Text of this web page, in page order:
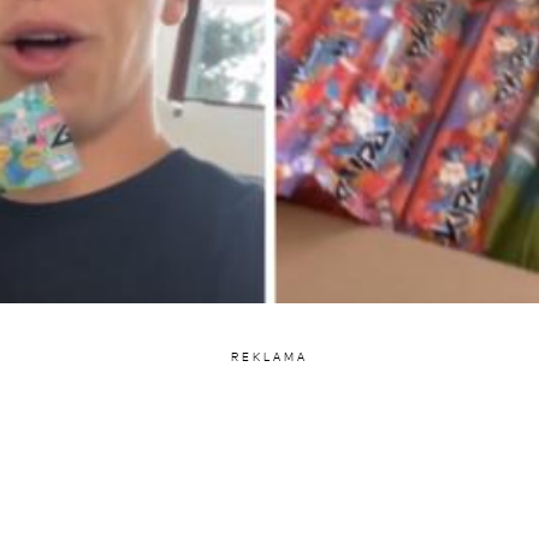
REKLAMA